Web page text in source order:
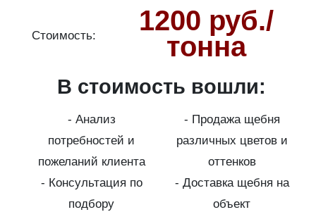
Стоимость:
1200 руб./
тонна
В стоимость вошли:
- Анализ
потребностей и
пожеланий клиента
- Продажа щебня
различных цветов и
оттенков
- Консультация по
подбору
- Доставка щебня на
объект